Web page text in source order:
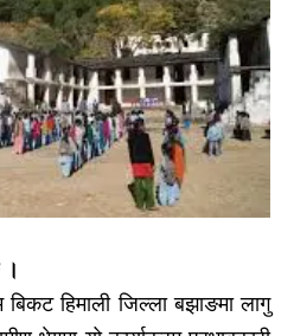
।
बिकट हिमाली जिल्ला बझाङमा लागु